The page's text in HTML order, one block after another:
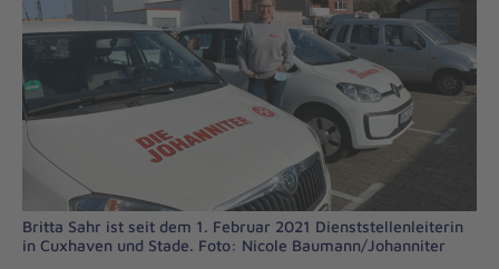
Britta Sahr ist seit dem 1. Februar 2021 Dienststellenleiterin
in Cuxhaven und Stade. Foto: Nicole Baumann/Johanniter